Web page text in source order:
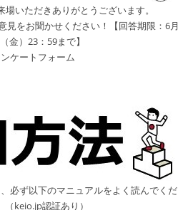
いただきありがとうございます。
見をお聞かせください！【回答期限：6月
金）23：59まで】
ケートフォーム
必ず以下のマニュアルをよく読んでくだ
（keio.jp認証あり）